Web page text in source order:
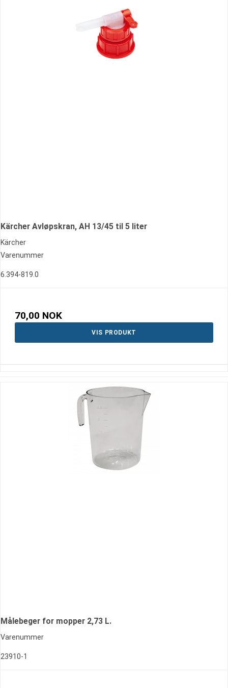
Kärcher Avløpskran, AH 13/45 til 5 liter
Kärcher
Varenummer
6.394-819.0
70,00 NOK
VIS PRODUKT
Målebeger for mopper 2,73 L.
Varenummer
23910-1